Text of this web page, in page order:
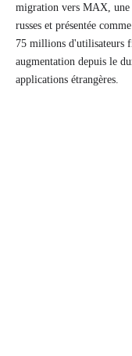
migration vers MAX, une
russes et présentée
75 millions d'utilisateurs
augmentation depuis le
applications étrangères.